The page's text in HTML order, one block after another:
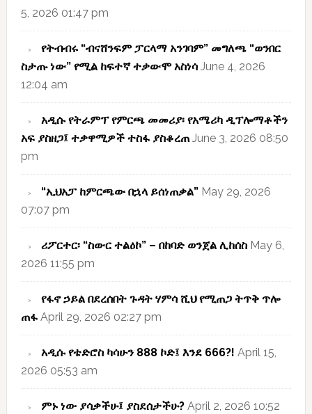
5, 2026 01:47 pm
የትብብሩ “ብናሸንፍም ፓርላማ አንገባም” መግለጫ “ወንበር
ስታጡ ነው” የሚል ከፍተኛ ተቃውሞ አስነሳ June 4, 2026
12:04 am
አዲሱ የትራምፕ የምርጫ መመሪያ፡ የአሜሪካ ዲፕሎማቶችን
አፍ ያስዘጋ፤ ተቃዋሚዎች ተስፋ ያስቆረጠ June 3, 2026 08:50
pm
“ኢህአፓ ከምርጫው በኋላ ይሰነጠቃል” May 29, 2026
07:07 pm
ሪፖርተር፡ “ስውር ተልዕኮ” – በከባድ ወንጀል ሊከሰስ May 6,
2026 11:55 pm
የፋኖ ኃይል በደረሰበት ጉዳት ሃምሳ ሺህ የሚጠጋ ትጥቅ ጥሎ
ጠፋ April 29, 2026 02:27 pm
አዲሱ የቴድሮስ ካሳሁን 888 ኮድ፤ እንደ 666?! April 15,
2026 05:53 am
ምኑ ነው ያሳቃችሁ፤ ያስደሰታችሁ? April 2, 2026 10:52